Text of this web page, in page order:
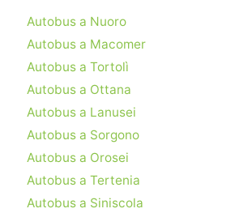
Autobus a Nuoro
Autobus a Macomer
Autobus a Tortolì
Autobus a Ottana
Autobus a Lanusei
Autobus a Sorgono
Autobus a Orosei
Autobus a Tertenia
Autobus a Siniscola